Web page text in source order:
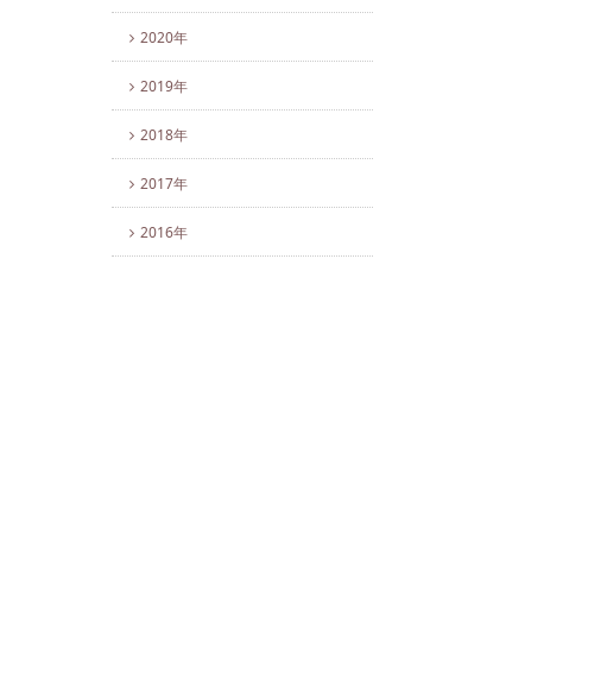
2020年
2019年
2018年
2017年
2016年